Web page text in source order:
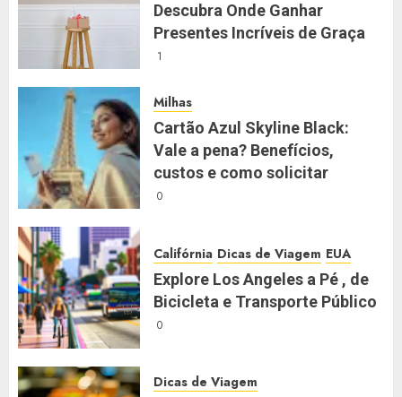
Descubra Onde Ganhar
Presentes Incríveis de Graça
1
Milhas
Cartão Azul Skyline Black:
Vale a pena? Benefícios,
custos e como solicitar
0
Califórnia Dicas de Viagem EUA
Explore Los Angeles a Pé , de
Bicicleta e Transporte Público
0
Dicas de Viagem